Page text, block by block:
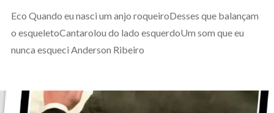
Eco Quando eu nasci um anjo roqueiroDesses que balançam
o esqueletoCantarolou do lado esquerdoUm som que eu
nunca esqueci Anderson Ribeiro